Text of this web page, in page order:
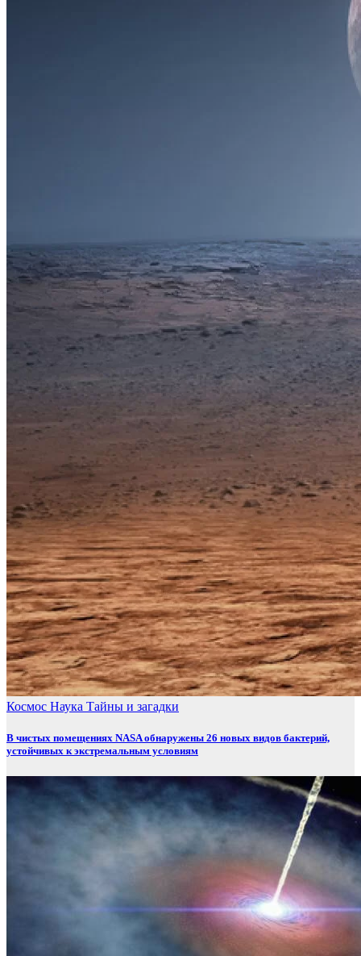
Космос Наука Тайны и загадки
В чистых помещениях NASA обнаружены 26 новых видов бактерий,
устойчивых к экстремальным условиям